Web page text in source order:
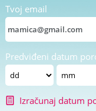
Tvoj email
Predviđeni datum
Izračunaj datum